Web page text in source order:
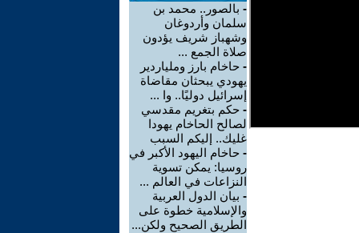
- بالصور.. محمد بن
سلمان وأردوغان
وشهباز شريف يؤدون
صلاة الجمع ...
- حاخام بارز وملياردير
يهودي يبحثان مقاضاة
إسرائيل دوليًا.. وا ...
- حكم بتغريم مقدسي
لصالح الحاخام يهودا
غليك.. إليكم السبب
- حاخام اليهود الأكبر في
روسيا: يمكن تسوية
النزاعات في العالم ...
- بيان الدول العربية
والإسلامية خطوة على
الطريق الصحيح ولكن...